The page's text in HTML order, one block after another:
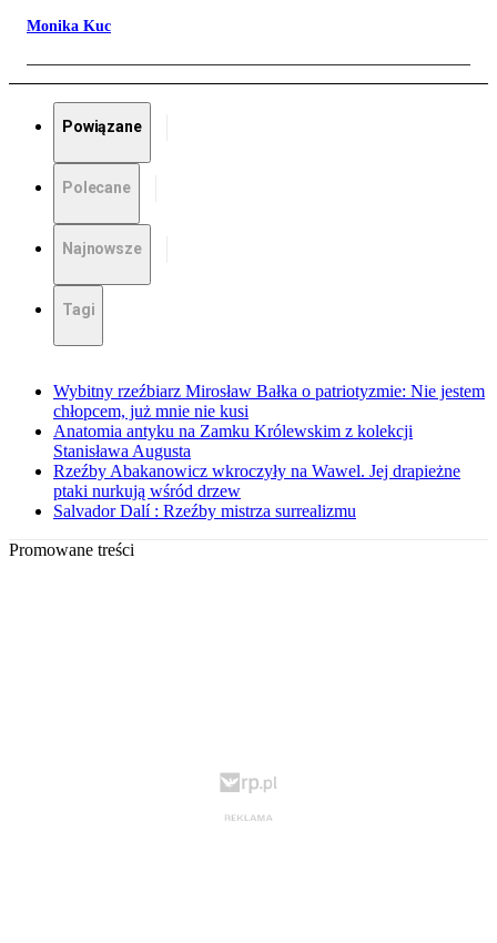
Monika Kuc
Powiązane
Polecane
Najnowsze
Tagi
Wybitny rzeźbiarz Mirosław Bałka o patriotyzmie: Nie jestem
chłopcem, już mnie nie kusi
Anatomia antyku na Zamku Królewskim z kolekcji
Stanisława Augusta
Rzeźby Abakanowicz wkroczyły na Wawel. Jej drapieżne
ptaki nurkują wśród drzew
Salvador Dalí : Rzeźby mistrza surrealizmu
Promowane treści